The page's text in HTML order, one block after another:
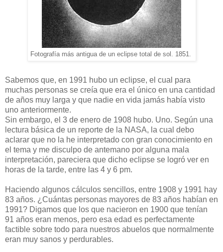
Fotografía más antigua de un eclipse total de sol. 1851.
Sabemos que, en 1991 hubo un eclipse, el cual para
muchas personas se creía que era el único en una cantidad
de años muy larga y que nadie en vida jamás había visto
uno anteriormente.
Sin embargo, el 3 de enero de 1908 hubo. Uno. Según una
lectura básica de un reporte de la NASA, la cual debo
aclarar que no la he interpretado con gran conocimiento en
el tema y me disculpo de antemano por alguna mala
interpretación, pareciera que dicho eclipse se logró ver en
horas de la tarde, entre las 4 y 6 pm.
Haciendo algunos cálculos sencillos, entre 1908 y 1991 hay
83 años. ¿Cuántas personas mayores de 83 años habían en
1991? Digamos que los que nacieron en 1900 que tenían
91 años eran menos, pero esa edad es perfectamente
factible sobre todo para nuestros abuelos que normalmente
eran muy sanos y perdurables.